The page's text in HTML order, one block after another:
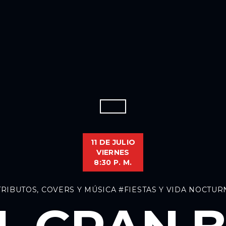
11 DE JULIO
VIERNES
8:30 P. M.
COVERS Y MÚSICA #FIESTAS Y VIDA